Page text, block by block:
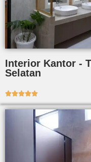
Interior Kantor -
Selatan
